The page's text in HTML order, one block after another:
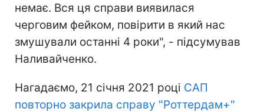
немає. Вся ця справи виявилася
черговим фейком, повірити в який нас
змушували останні 4 роки", - підсумував
Наливайченко.
Нагадаємо, 21 січня 2021 році САП
повторно закрила справу "Роттердам+"